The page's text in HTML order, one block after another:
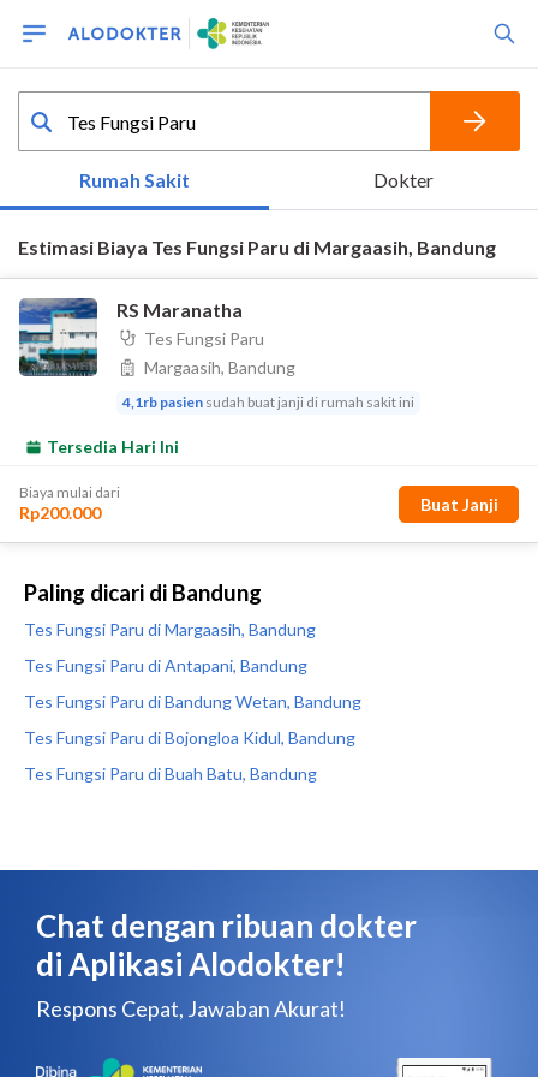
Paling dicari di Bandung
Tes Fungsi Paru di Margaasih, Bandung
Tes Fungsi Paru di Antapani, Bandung
Tes Fungsi Paru di Bandung Wetan, Bandung
Tes Fungsi Paru di Bojongloa Kidul, Bandung
Tes Fungsi Paru di Buah Batu, Bandung